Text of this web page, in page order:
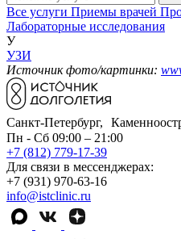
Все услуги Приемы врачей
Лабораторные исследования
У
УЗИ
Источник фото/картинки:
Санкт-Петербург,
Пн - Сб 09:00 – 21:00
+7 (812) 779-17-39
Для связи в мессенджерах:
+7 (931) 970-63-16
info@istclinic.ru